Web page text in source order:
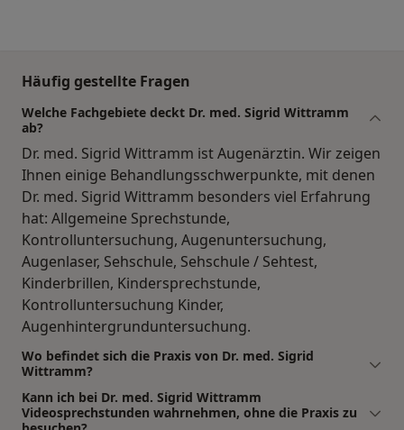
Häufig gestellte Fragen
Welche Fachgebiete deckt Dr. med. Sigrid Wittramm
ab?
Dr. med. Sigrid Wittramm ist Augenärztin. Wir zeigen
Ihnen einige Behandlungsschwerpunkte, mit denen
Dr. med. Sigrid Wittramm besonders viel Erfahrung
hat: Allgemeine Sprechstunde,
Kontrolluntersuchung, Augenuntersuchung,
Augenlaser, Sehschule, Sehschule / Sehtest,
Kinderbrillen, Kindersprechstunde,
Kontrolluntersuchung Kinder,
Augenhintergrunduntersuchung.
Wo befindet sich die Praxis von Dr. med. Sigrid
Wittramm?
Kann ich bei Dr. med. Sigrid Wittramm
Videosprechstunden wahrnehmen, ohne die Praxis zu